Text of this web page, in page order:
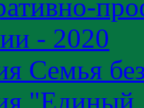
- 2020
Семья
"Единый